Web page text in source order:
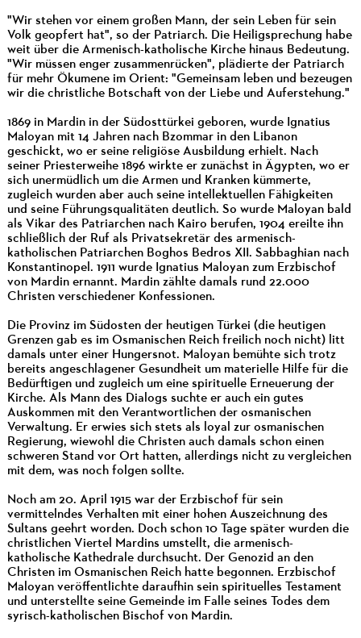
"Wir stehen vor einem großen Mann, der sein Leben für sein
Volk geopfert hat", so der Patriarch. Die Heiligsprechung habe
weit über die Armenisch-katholische Kirche hinaus Bedeutung.
"Wir müssen enger zusammenrücken", plädierte der Patriarch
für mehr Ökumene im Orient: "Gemeinsam leben und bezeugen
wir die christliche Botschaft von der Liebe und Auferstehung."
1869 in Mardin in der Südosttürkei geboren, wurde Ignatius
Maloyan mit 14 Jahren nach Bzommar in den Libanon
geschickt, wo er seine religiöse Ausbildung erhielt. Nach
seiner Priesterweihe 1896 wirkte er zunächst in Ägypten, wo er
sich unermüdlich um die Armen und Kranken kümmerte,
zugleich wurden aber auch seine intellektuellen Fähigkeiten
und seine Führungsqualitäten deutlich. So wurde Maloyan bald
als Vikar des Patriarchen nach Kairo berufen, 1904 ereilte ihn
schließlich der Ruf als Privatsekretär des armenisch-
katholischen Patriarchen Boghos Bedros XII. Sabbaghian nach
Konstantinopel. 1911 wurde Ignatius Maloyan zum Erzbischof
von Mardin ernannt. Mardin zählte damals rund 22.000
Christen verschiedener Konfessionen.
Die Provinz im Südosten der heutigen Türkei (die heutigen
Grenzen gab es im Osmanischen Reich freilich noch nicht) litt
damals unter einer Hungersnot. Maloyan bemühte sich trotz
bereits angeschlagener Gesundheit um materielle Hilfe für die
Bedürftigen und zugleich um eine spirituelle Erneuerung der
Kirche. Als Mann des Dialogs suchte er auch ein gutes
Auskommen mit den Verantwortlichen der osmanischen
Verwaltung. Er erwies sich stets als loyal zur osmanischen
Regierung, wiewohl die Christen auch damals schon einen
schweren Stand vor Ort hatten, allerdings nicht zu vergleichen
mit dem, was noch folgen sollte.
Noch am 20. April 1915 war der Erzbischof für sein
vermittelndes Verhalten mit einer hohen Auszeichnung des
Sultans geehrt worden. Doch schon 10 Tage später wurden die
christlichen Viertel Mardins umstellt, die armenisch-
katholische Kathedrale durchsucht. Der Genozid an den
Christen im Osmanischen Reich hatte begonnen. Erzbischof
Maloyan veröffentlichte daraufhin sein spirituelles Testament
und unterstellte seine Gemeinde im Falle seines Todes dem
syrisch-katholischen Bischof von Mardin.